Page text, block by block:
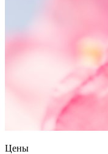
Цены